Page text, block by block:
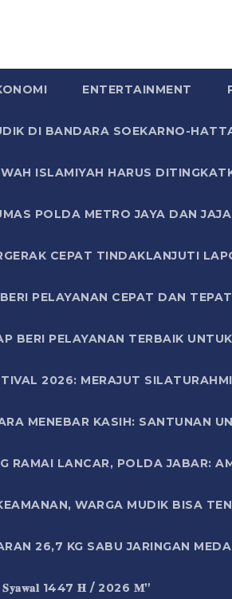
ENTERTAINMENT
DI BANDARA SOEKARNO-
ISLAMIYAH HARUS
POLDA METRO JAYA DAN
CEPAT TINDAKLANJUTI
PELAYANAN CEPAT DAN
BERI PELAYANAN TERBAIK
2026: MERAJUT
MENEBAR KASIH: SANTUNAN
RAMAI LANCAR, POLDA JABAR:
WARGA MUDIK BISA
26,7 KG SABU JARINGAN
𝟏 𝐒𝐲𝐚𝐰𝐚𝐥 1447 𝐇 / 2026 𝐌”